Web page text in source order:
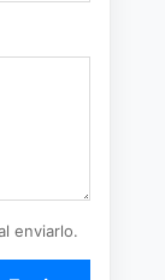
enviarlo.